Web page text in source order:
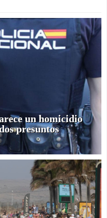
un homicidio
presuntos